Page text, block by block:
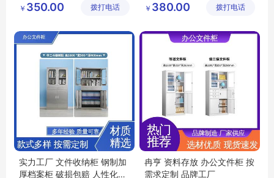
铁皮加厚文件柜
分体资料收纳柜
有限公司
￥ 350.00 拨打电话
智能双锁文件柜
档案文件柜
公司
￥ 380.00 拨打电话
实力工厂 文件收纳柜 钢制加
厚档案柜 破损包赔 人性化设
冉亨 资料存放 办公文件柜 按
需求定制 品牌工厂